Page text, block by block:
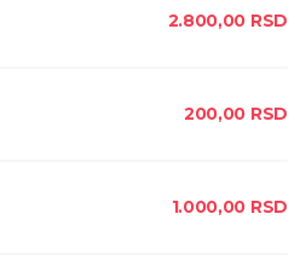
2.800,00 RSD
200,00 RSD
1.000,00 RSD